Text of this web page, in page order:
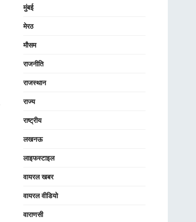
मुंबई
मेरठ
मौसम
राजनीति
राजस्थान
राज्य
राष्ट्रीय
लखनऊ
लाइफस्टाइल
वायरल खबर
वायरल वीडियो
वाराणसी